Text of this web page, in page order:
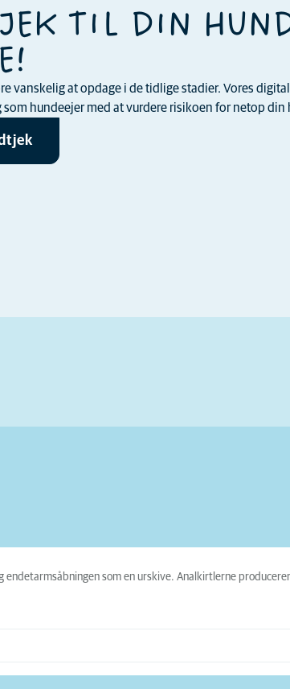
TIL DIN
vanskelig at opdage i de tidlige stadier. Vores
hundeejer med at vurdere risikoen for netop din
endetarmsåbningen som en urskive. Analkirtlerne